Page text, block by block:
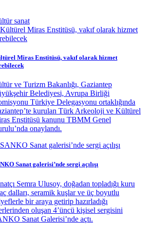
sanat
Miras Enstitüsü, vakıf olarak hizmet
ve Turizm Bakanlığı, Gaziantep
Belediyesi, Avrupa Birliği
Türkiye Delegasyonu ortaklığında
kurulan Türk Arkeoloji ve Kültürel
Enstitüsü kanunu TBMM Genel
onaylandı.
Sanat galerisi’nde sergi açılışı
Semra Ulusoy, doğadan topladığı kuru
dalları, seramik kuşlar ve üç boyutlu
bir araya getirip hazırladığı
oluşan 4’üncü kişisel sergisini
Sanat Galerisi’nde açtı.